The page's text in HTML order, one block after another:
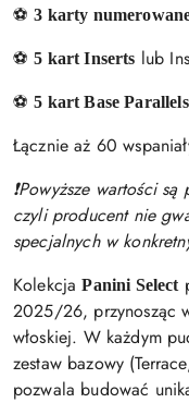
⚽3 karty
⚽5 kart Inserts lub
⚽5 kart Base Parallels
Łącznie aż 60
❗Powyższe wartości
czyli producent nie
specjalnych w
KolekcjaPanini Select
2025/26, przynosząc
włoskiej. W każdym
zestaw bazowy
pozwala budować